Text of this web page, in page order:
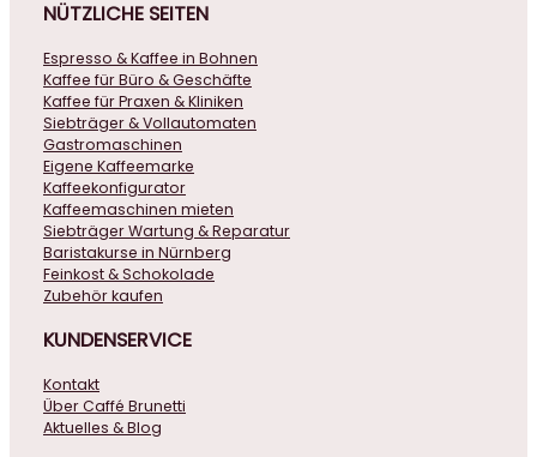
NÜTZLICHE SEITEN
Espresso & Kaffee in Bohnen
Kaffee für Büro & Geschäfte
Kaffee für Praxen & Kliniken
Siebträger & Vollautomaten
Gastromaschinen
Eigene Kaffeemarke
Kaffeekonfigurator
Kaffeemaschinen mieten
Siebträger Wartung & Reparatur
Baristakurse in Nürnberg
Feinkost & Schokolade
Zubehör kaufen
KUNDENSERVICE
Kontakt
Über Caffé Brunetti
Aktuelles & Blog